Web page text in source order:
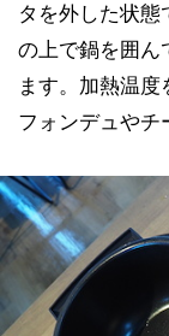
タを外した状
の上で鍋を囲ん
ます。加熱温度
フォンデュやチ